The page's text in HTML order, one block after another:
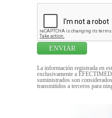
La información registrada en
exclusivamente a
suministrados son
transmitidos a terceros para